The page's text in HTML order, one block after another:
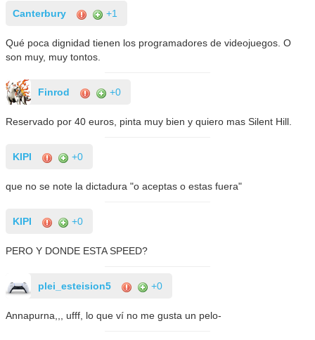
Canterbury +1
Qué poca dignidad tienen los programadores de videojuegos. O
son muy, muy tontos.
Finrod +0
Reservado por 40 euros, pinta muy bien y quiero mas Silent Hill.
KIPI +0
que no se note la dictadura "o aceptas o estas fuera"
KIPI +0
PERO Y DONDE ESTA SPEED?
plei_esteision5 +0
Annapurna,,, ufff, lo que ví no me gusta un pelo-